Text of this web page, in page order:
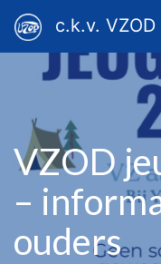
c.k.v. VZOD
VZOD
–
ouders